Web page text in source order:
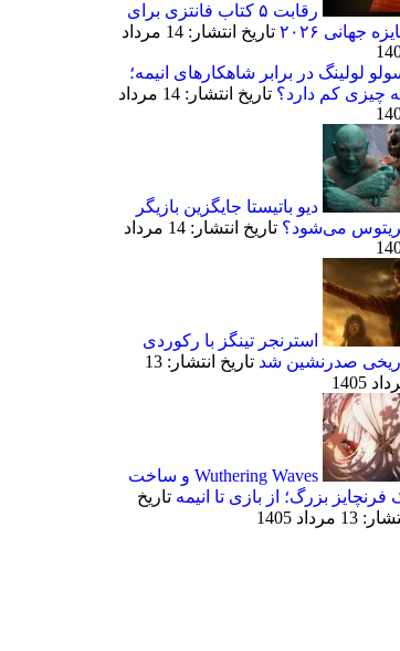
رقابت ۵ کتاب فانتزی برای
جهانی ۲۰۲۶
تاریخ انتشار: 14 مرداد
لولینگ در برابر شاهکارهای انیمه؛
چیزی کم دارد؟
تاریخ انتشار: 14 مرداد
دیو باتیستا جایگزین بازیگر
می‌شود؟
تاریخ انتشار: 14 مرداد
استرنجر تینگز با رکوردی
صدرنشین شد
تاریخ انتشار: 13
1405
Wuthering Waves و ساخت
فرنچایز بزرگ؛ از بازی تا انیمه تاریخ
13 مرداد 1405